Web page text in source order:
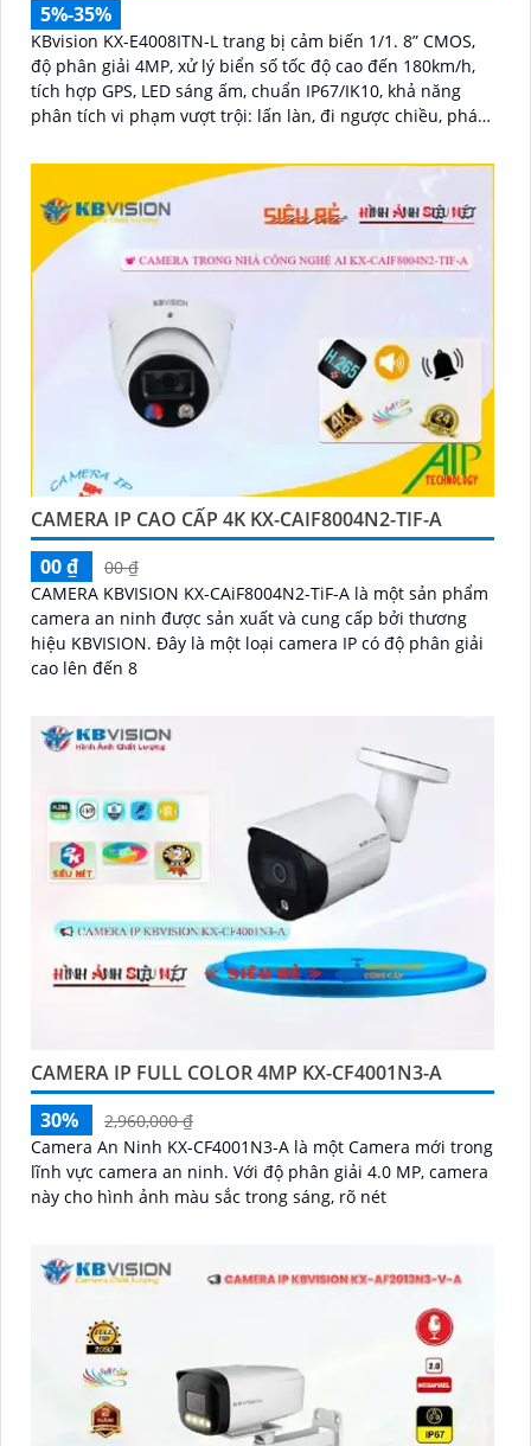
5%-35%
KBvision KX-E4008ITN-L trang bị cảm biến 1/1. 8” CMOS,
độ phân giải 4MP, xử lý biển số tốc độ cao đến 180km/h,
tích hợp GPS, LED sáng ấm, chuẩn IP67/IK10, khả năng
phân tích vi phạm vượt trội: lấn làn, đi ngược chiều, phát
CAMERA IP CAO CẤP 4K KX-CAIF8004N2-TIF-A
00 ₫
00 ₫
CAMERA KBVISION KX-CAiF8004N2-TiF-A là một sản phẩm
camera an ninh được sản xuất và cung cấp bởi thương
hiệu KBVISION. Đây là một loại camera IP có độ phân giải
cao lên đến 8
CAMERA IP FULL COLOR 4MP KX-CF4001N3-A
30%
2,960,000 ₫
Camera An Ninh KX-CF4001N3-A là một Camera mới trong
lĩnh vực camera an ninh. Với độ phân giải 4.0 MP, camera
này cho hình ảnh màu sắc trong sáng, rõ nét